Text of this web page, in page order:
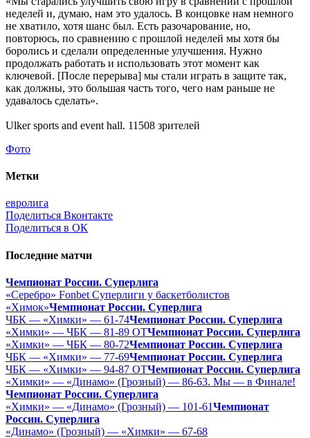
неделей и, думаю, нам это удалось. В концовке нам немного
не хватило, хотя шанс был. Есть разочарование, но,
повторюсь, по сравнению с прошлой неделей мы хотя бы
боролись и сделали определенные улучшения. Нужно
продолжать работать и использовать этот момент как
ключевой. [После перерыва] мы стали играть в защите так,
как должны, это большая часть того, чего нам раньше не
удавалось сделать».
Ulker sports and event hall. 11508 зрителей
Фото
Метки
евролига
Поделиться Вконтакте
Поделиться в ОК
Последние матчи
Чемпионат России. Суперлига
«Серебро» Fonbet Суперлиги у баскетболистов
«Химок»Чемпионат России. Суперлига
ЧБК — «Химки» — 61-74Чемпионат России. Суперлига
«Химки» — ЧБК — 81-89 ОТЧемпионат России. Суперлига
«Химки» — ЧБК — 80-72Чемпионат России. Суперлига
ЧБК — «Химки» — 77-69Чемпионат России. Суперлига
ЧБК — «Химки» — 94-87 ОТЧемпионат России. Суперлига
«Химки» — «Динамо» (Грозный) — 86-63. Мы — в Финале!
Чемпионат России. Суперлига
«Химки» — «Динамо» (Грозный) — 101-61Чемпионат
России. Суперлига
«Динамо» (Грозный) — «Химки» — 67-68